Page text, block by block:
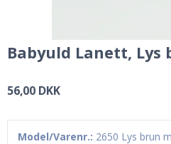
Babyuld Lanett, Lys
56,00 DKK
Model/Varenr.: 2650 Lys brun